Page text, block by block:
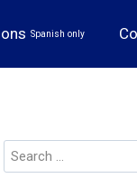
Spanish only